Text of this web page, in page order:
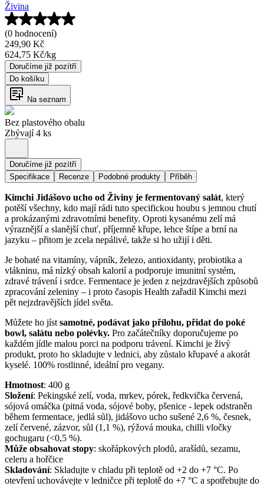
Živina
(0 hodnocení)
249,90 Kč
624,75 Kč/kg
Doručíme již pozítří
Do košíku
Na seznam
Bez plastového obalu
Zbývají 4 ks
Doručíme již pozítří
Specifikace
Recenze Podobné produkty Příběh
Kimchi Jidášovo ucho od Živiny je fermentovaný salát, který
potěší všechny, kdo mají rádi tuto specifickou houbu s jemnou chutí
a prokázanými zdravotními benefity. Oproti kysanému zelí má
výraznější a slanější chuť, příjemně křupe, lehce štípe a brní na
jazyku – přitom je zcela nepálivé, takže si ho užijí i děti.
Je bohaté na vitamíny, vápník, železo, antioxidanty, probiotika a
vlákninu, má nízký obsah kalorií a podporuje imunitní systém,
zdravé trávení i srdce. Fermentace je jeden z nejzdravějších způsobů
zpracování zeleniny – i proto časopis Health zařadil Kimchi mezi
pět nejzdravějších jídel světa.
Můžete ho jíst samotné, podávat jako přílohu, přidat do poké
bowl, salátu nebo polévky. Pro začátečníky doporučujeme po
každém jídle malou porci na podporu trávení. Kimchi je živý
produkt, proto ho skladujte v lednici, aby zůstalo křupavé a akorát
kyselé. 100% rostlinné, ideální pro vegany.
Hmotnost: 400 g
Složení: Pekingské zelí, voda, mrkev, pórek, ředkvička červená,
sójová omáčka (pitná voda, sójové boby, pšenice - lepek odstraněn
během fermentace, jedlá sůl), jidášovo ucho sušené 2,6 %, česnek,
zelí červené, zázvor, sůl (1,1 %), rýžová mouka, chilli vločky
gochugaru (<0,5 %).
Může obsahovat stopy: skořápkových plodů, arašídů, sezamu,
celeru a hořčice
Skladování: Skladujte v chladu při teplotě od +2 do +7 °C. Po
otevření uchovávejte v ledničce při teplotě do +7 °C a spotřebujte do